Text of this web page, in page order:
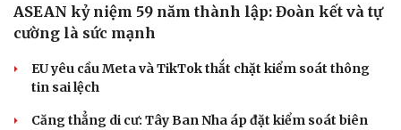
Doanh nghiệp
Doanh nghiệp 24h
Doanh nhân
Tin Công nghệ
ASEAN kỷ niệm 59 năm thành lập: Đoàn kết và tự
cường là sức mạnh
EU yêu cầu Meta và TikTok thắt chặt kiểm soát thông
tin sai lệch
Căng thẳng di cư: Tây Ban Nha áp đặt kiểm soát biên